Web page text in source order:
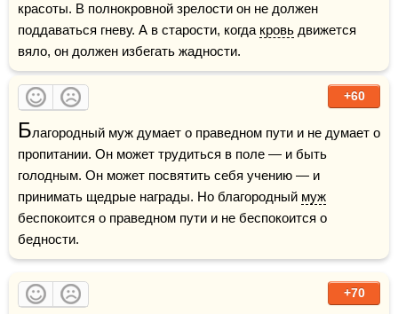
красоты. В полнокровной зрелости он не должен
поддаваться гневу. А в старости, когда кровь движется
вяло, он должен избегать жадности.
+60
Благородный муж думает о праведном пути и не думает о
пропитании. Он может трудиться в поле — и быть
голодным. Он может посвятить себя учению — и
принимать щедрые награды. Но благородный муж
беспокоится о праведном пути и не беспокоится о
бедности.
+70